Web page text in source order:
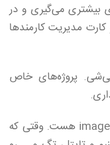
بیشتری می‌گیری و در
مدیریت کارمندها
پروژه‌های خاص
: سوالی دارم در مورد image SEO هست. وقتی که